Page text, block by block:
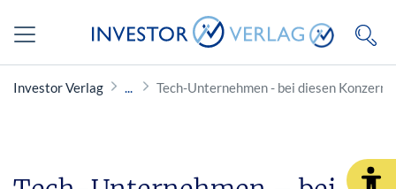
Investor Verlag Tech-Unternehmen - bei diesen